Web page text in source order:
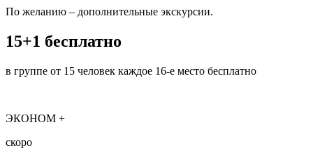
По желанию – дополнительные экскурсии.
15+1 бесплатно
в группе от 15 человек каждое 16-е место бесплатно
ЭКОНОМ +
скоро